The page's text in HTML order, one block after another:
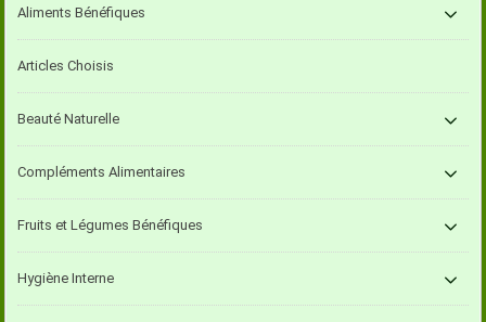
Aliments Bénéfiques
Articles Choisis
Beauté Naturelle
Compléments Alimentaires
Fruits et Légumes Bénéfiques
Hygiène Interne